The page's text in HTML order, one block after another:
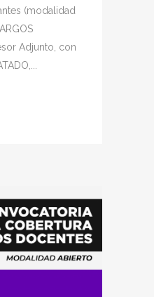
(modalidad
Adjunto, con